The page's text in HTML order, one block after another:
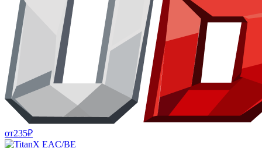
от235₽